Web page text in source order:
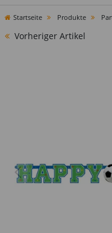
Startseite Produkte
Vorheriger Artikel